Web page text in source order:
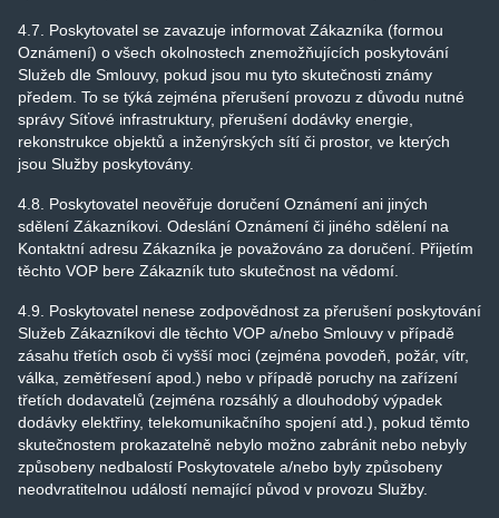
4.7. Poskytovatel se zavazuje informovat Zákazníka (formou
Oznámení) o všech okolnostech znemožňujících poskytování
Služeb dle Smlouvy, pokud jsou mu tyto skutečnosti známy
předem. To se týká zejména přerušení provozu z důvodu nutné
správy Síťové infrastruktury, přerušení dodávky energie,
rekonstrukce objektů a inženýrských sítí či prostor, ve kterých
jsou Služby poskytovány.
4.8. Poskytovatel neověřuje doručení Oznámení ani jiných
sdělení Zákazníkovi. Odeslání Oznámení či jiného sdělení na
Kontaktní adresu Zákazníka je považováno za doručení. Přijetím
těchto VOP bere Zákazník tuto skutečnost na vědomí.
4.9. Poskytovatel nenese zodpovědnost za přerušení poskytování
Služeb Zákazníkovi dle těchto VOP a/nebo Smlouvy v případě
zásahu třetích osob či vyšší moci (zejména povodeň, požár, vítr,
válka, zemětřesení apod.) nebo v případě poruchy na zařízení
třetích dodavatelů (zejména rozsáhlý a dlouhodobý výpadek
dodávky elektřiny, telekomunikačního spojení atd.), pokud těmto
skutečnostem prokazatelně nebylo možno zabránit nebo nebyly
způsobeny nedbalostí Poskytovatele a/nebo byly způsobeny
neodvratitelnou událostí nemající původ v provozu Služby.